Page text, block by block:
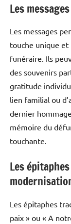
Les
Les messages
touche unique
funéraire. Ils
des souvenirs
gratitude
lien familial ou
dernier
mémoire du
touchante.
Les
Les épitaphes
paix » ou « A